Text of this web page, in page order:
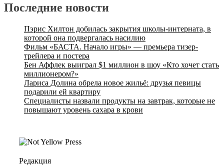
Последние новости
Пэрис Хилтон добилась закрытия школы-интерната, в
которой она подвергалась насилию
Фильм «БАСТА. Начало игры» — премьера тизер-
трейлера и постера
Бен Аффлек выиграл $1 миллион в шоу «Кто хочет стать
миллионером?»
Лариса Долина обрела новое жильё: друзья певицы
подарили ей квартиру
Специалисты назвали продукты на завтрак, которые не
повышают уровень сахара в крови
Редакция